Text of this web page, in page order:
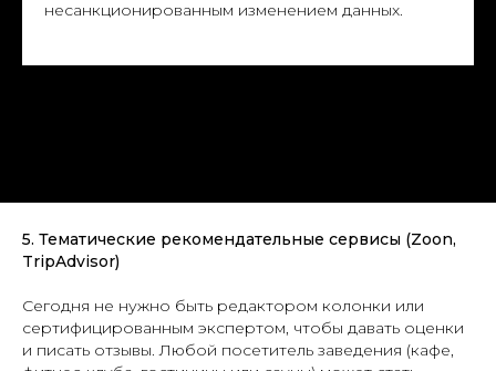
несанкционированным изменением данных.
5. Тематические рекомендательные сервисы (Zoon,
TripAdvisor)
Сегодня не нужно быть редактором колонки или
сертифицированным экспертом, чтобы давать оценки
и писать отзывы. Любой посетитель заведения (кафе,